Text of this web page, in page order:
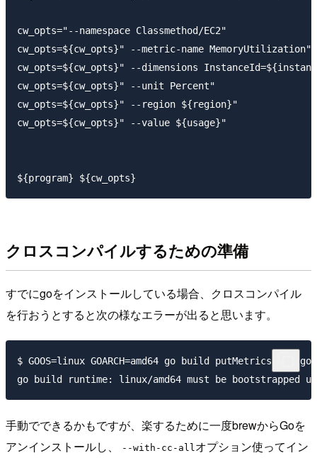
cw_opts="--namespace Classmethod/EC2"
cw_opts=${cw_opts}" --metric-name MemoryUtilization"
cw_opts=${cw_opts}" --dimensions
cw_opts=${cw_opts}" --unit Percent"
cw_opts=${cw_opts}" --region ${region}"
cw_opts=${cw_opts}" --value ${usage}"
クロスコンパイルするための準備
すでにgoをインストールしている場合、クロスコンパイル
を行おうとすると次の様なエラーが出ると思います。
$ GOOS=linux GOARCH=amd64 go build putMetricsData.go
手動でできるかもですが、楽するために一度brewからGoを
アンインストールし、
--with-cc-all オプション使ってイン